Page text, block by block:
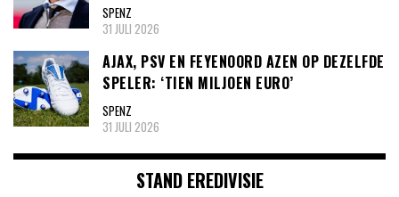
SPENZ
31 JULI 2026
AJAX, PSV EN FEYENOORD AZEN OP DEZELFDE
SPELER: ‘TIEN MILJOEN EURO’
SPENZ
31 JULI 2026
STAND EREDIVISIE